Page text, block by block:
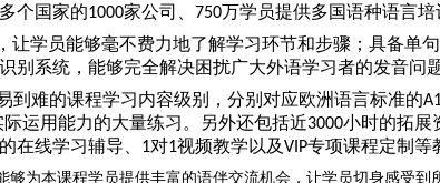
多个国家的1000家公司、 750万学员提供多国语种语言培
学员能够毫不费力地了解学习环节和步骤；具备单
系统，能够完全解决困扰广大外语学习者的发音问题
到难的课程学习内容级别，分别对应欧洲语言标准的
运用能力的大量练习。另外还包括近3000小时的拓展
在线学习辅导、 1对1视频教学以及VIP专项课程定制等
为本课程学员提供丰富的语伴交流机会，让学员切身感受